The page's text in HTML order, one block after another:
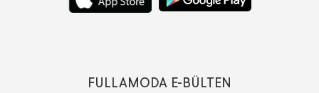
FULLAMODA E-BÜLTEN